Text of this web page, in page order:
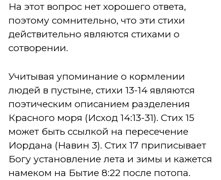
На этот вопрос нет хорошего ответа,
поэтому сомнительно, что эти стихи
действительно являются стихами о
сотворении.
Учитывая упоминание о кормлении
людей в пустыне, стихи 13-14 являются
поэтическим описанием разделения
Красного моря (Исход 14:13-31). Стих 15
может быть ссылкой на пересечение
Иордана (Навин 3). Стих 17 приписывает
Богу установление лета и зимы и кажется
намеком на Бытие 8:22 после потопа.